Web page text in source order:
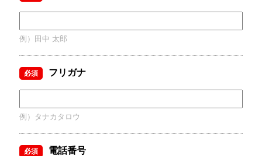
例）田中 太郎
必須 フリガナ
例）タナカタロウ
必須 電話番号